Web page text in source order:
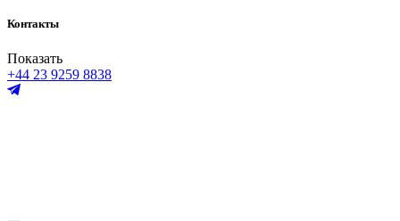
Контакты
Показать
+44 23 9259 8838